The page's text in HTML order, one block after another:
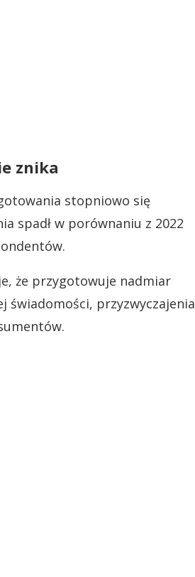
znika
stopniowo się
spadł w porównaniu z 2022
że przygotowuje nadmiar
świadomości, przyzwyczajenia